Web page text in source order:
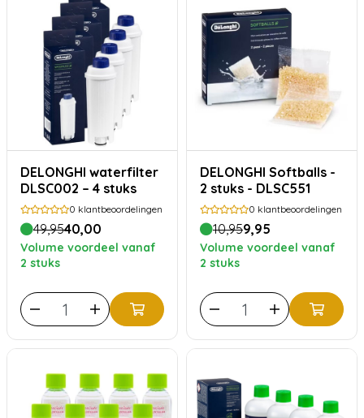
DELONGHI waterfilter
DLSC002 – 4 stuks
0 klantbeoordelingen
49,9540,00
Volume voordeel vanaf
2 stuks
DELONGHI Softballs -
2 stuks - DLSC551
0 klantbeoordelingen
10,959,95
Volume voordeel vanaf
2 stuks